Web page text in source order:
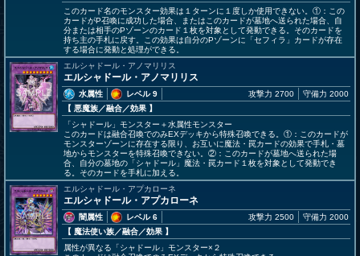
このカード名のモンスター効果は１ターンに１度しか使用できない。①：この
カードがP召喚に成功した場合、またはこのカードが墓地へ送られた場合、自
分または相手のPゾーンのカード１枚を対象として発動できる。そのカードを
持ち主の手札に戻す。この効果は自分のPゾーンに「セフィラ」カードが存在
する場合に発動と処理ができる。
エルシャドール・アノマリリス
エルシャドール・アノマリリス
水属性
レベル 9
【 悪魔族／融合／効果 】
攻撃力 2700 守備力 2000
「シャドール」モンスター＋水属性モンスター
このカードは融合召喚でのみEXデッキから特殊召喚できる。①：このカードが
モンスターゾーンに存在する限り、お互いに魔法・罠カードの効果で手札・墓
地からモンスターを特殊召喚できない。②：このカードが墓地へ送られた場
合、自分の墓地の「シャドール」魔法・罠カード１枚を対象として発動でき
る。そのカードを手札に加える。
エルシャドール・アプカローネ
エルシャドール・アプカローネ
闇属性
レベル 6
【 魔法使い族／融合／効果 】
攻撃力 2500 守備力 2000
属性が異なる「シャドール」モンスター×２